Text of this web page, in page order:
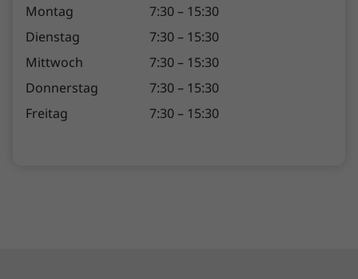
Montag
Dienstag
Mittwoch
Donnerstag
Freitag
7:30 – 15:30
7:30 – 15:30
7:30 – 15:30
7:30 – 15:30
7:30 – 15:30